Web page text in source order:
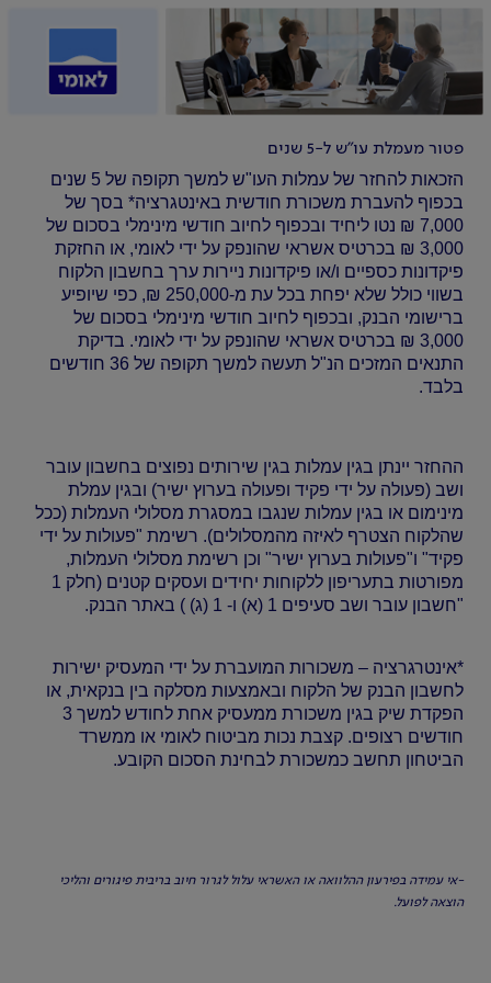
פטור מעמלת עו”ש ל-5 שנים
הזכאות להחזר של עמלות העו"ש למשך תקופה של 5 שנים
בכפוף להעברת משכורת חודשית באינטגרציה* בסך של
7,000 ₪ נטו ליחיד ובכפוף לחיוב חודשי מינימלי בסכום של
3,000 ₪ בכרטיס אשראי שהונפק על ידי לאומי, או החזקת
פיקדונות כספיים ו/או פיקדונות ניירות ערך בחשבון הלקוח
בשווי כולל שלא יפחת בכל עת מ-250,000 ₪, כפי שיופיע
ברישומי הבנק, ובכפוף לחיוב חודשי מינימלי בסכום של
3,000 ₪ בכרטיס אשראי שהונפק על ידי לאומי. בדיקת
התנאים המזכים הנ"ל תעשה למשך תקופה של 36 חודשים
בלבד.
ההחזר יינתן בגין עמלות בגין שירותים נפוצים בחשבון עובר
ושב (פעולה על ידי פקיד ופעולה בערוץ ישיר) ובגין עמלת
מינימום או בגין עמלות שנגבו במסגרת מסלולי העמלות (ככל
שהלקוח הצטרף לאיזה מהמסלולים). רשימת "פעולות על ידי
פקיד" ו"פעולות בערוץ ישיר" וכן רשימת מסלולי העמלות,
מפורטות בתעריפון ללקוחות יחידים ועסקים קטנים (חלק 1
"חשבון עובר ושב סעיפים 1 (א) ו- 1 (ג) ) באתר הבנק.
*אינטרגרציה – משכורות המועברת על ידי המעסיק ישירות
לחשבון הבנק של הלקוח ובאמצעות מסלקה בין בנקאית, או
הפקדת שיק בגין משכורת ממעסיק אחת לחודש למשך 3
חודשים רצופים. קצבת נכות מביטוח לאומי או ממשרד
הביטחון תחשב כמשכורת לבחינת הסכום הקובע.
-אי עמידה בפירעון ההלוואה או האשראי עלול לגרור חיוב בריבית פיגורים והליכי
הוצאה לפועל.